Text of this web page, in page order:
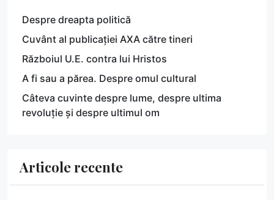
Despre dreapta politică
Cuvânt al publicației AXA către tineri
Războiul U.E. contra lui Hristos
A fi sau a părea. Despre omul cultural
Câteva cuvinte despre lume, despre ultima
revoluție și despre ultimul om
Articole recente